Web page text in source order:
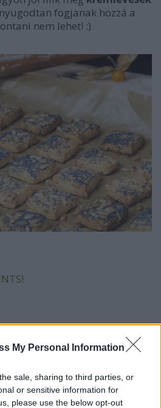
My Personal Information
sale, sharing to third parties, or
or sensitive information for
please use the below opt-out
fogjanak hozzá a
nem lehet! :)